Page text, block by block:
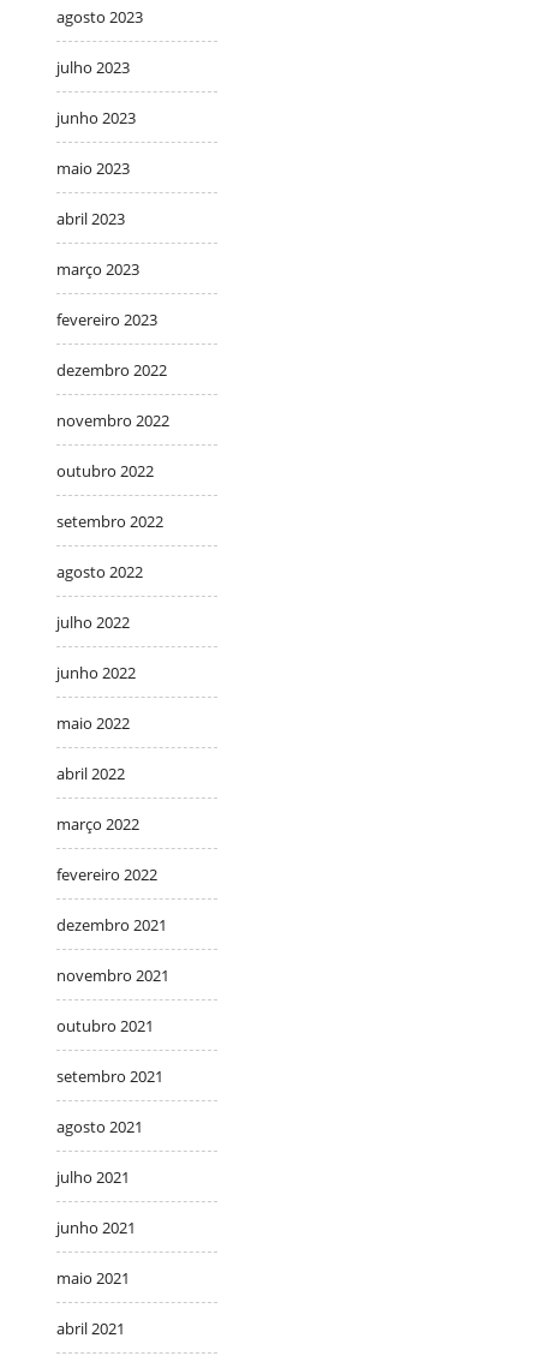
agosto 2023
julho 2023
junho 2023
maio 2023
abril 2023
março 2023
fevereiro 2023
dezembro 2022
novembro 2022
outubro 2022
setembro 2022
agosto 2022
julho 2022
junho 2022
maio 2022
abril 2022
março 2022
fevereiro 2022
dezembro 2021
novembro 2021
outubro 2021
setembro 2021
agosto 2021
julho 2021
junho 2021
maio 2021
abril 2021